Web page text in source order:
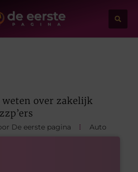
weten over zakelijk
De eerste pagina Auto